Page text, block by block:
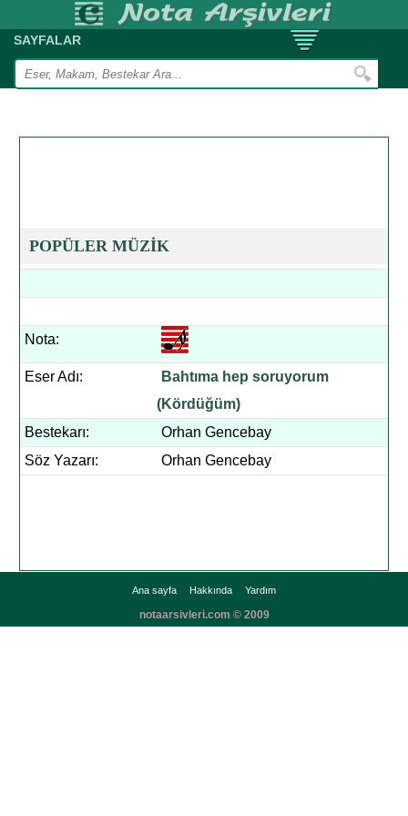
SAYFALAR
POPÜLER MÜZİK
Nota:
Eser Adı:
Bahtıma hep soruyorum
(Kördüğüm)
Bestekarı:
Orhan Gencebay
Söz Yazarı:
Orhan Gencebay
Ana sayfa Hakkında Yardım
notaarsivleri.com © 2009